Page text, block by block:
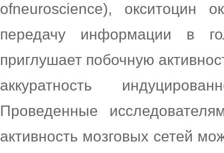
ofneuroscience), окситоцин
передачу информации в
приглушает побочную
аккуратность
Проведенные
активность мозговых сетей